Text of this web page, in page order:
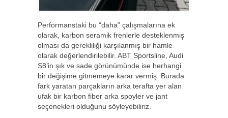
Performanstaki bu “daha” çalışmalarına ek
olarak, karbon seramik frenlerle desteklenmiş
olması da gerekliliği karşılanmış bir hamle
olarak değerlendirilebilir. ABT Sportsline, Audi
S8’in şık ve sade görünümünde ise herhangi
bir değişime gitmemeye karar vermiş. Burada
fark yaratan parçakların arka terafta yer alan
ufak bir karbon fiber arka spoyler ve jant
seçenekleri olduğunu söyleyebiliriz.